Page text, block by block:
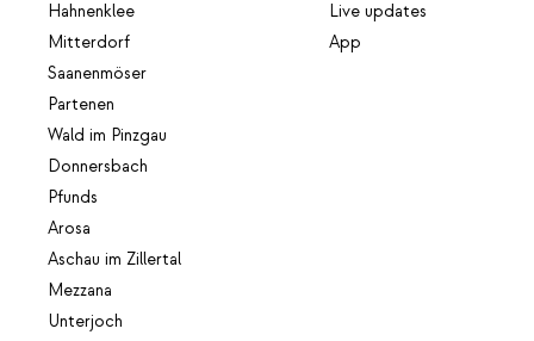
Hahnenklee
Mitterdorf
Saanenmöser
Partenen
Wald im Pinzgau
Donnersbach
Pfunds
Arosa
Aschau im Zillertal
Mezzana
Unterjoch
Live updates
App